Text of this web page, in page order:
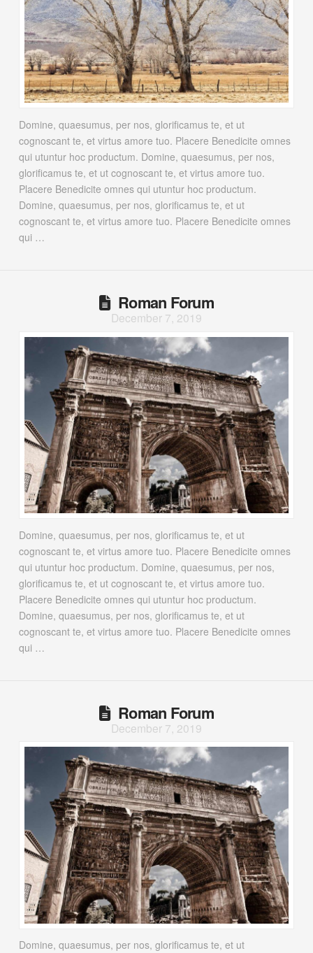
Domine, quaesumus, per nos, glorificamus te, et ut
cognoscant te, et virtus amore tuo. Placere Benedicite omnes
qui utuntur hoc productum. Domine, quaesumus, per nos,
glorificamus te, et ut cognoscant te, et virtus amore tuo.
Placere Benedicite omnes qui utuntur hoc productum.
Domine, quaesumus, per nos, glorificamus te, et ut
cognoscant te, et virtus amore tuo. Placere Benedicite omnes
qui …
Roman Forum
December 7, 2019
Domine, quaesumus, per nos, glorificamus te, et ut
cognoscant te, et virtus amore tuo. Placere Benedicite omnes
qui utuntur hoc productum. Domine, quaesumus, per nos,
glorificamus te, et ut cognoscant te, et virtus amore tuo.
Placere Benedicite omnes qui utuntur hoc productum.
Domine, quaesumus, per nos, glorificamus te, et ut
cognoscant te, et virtus amore tuo. Placere Benedicite omnes
qui …
Roman Forum
December 7, 2019
Domine, quaesumus, per nos, glorificamus te, et ut